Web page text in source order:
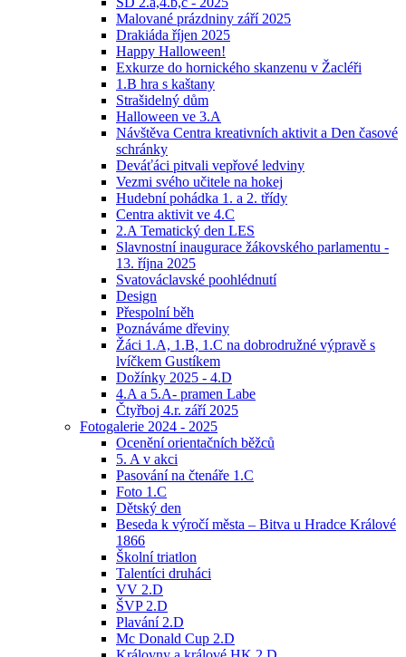
Malované prázdniny září 2025
Drakiáda říjen 2025
Happy Halloween!
Exkurze do hornického skanzenu v Žacléři
1.B hra s kaštany
Strašidelný dům
Halloween ve 3.A
Návštěva Centra kreativních aktivit a Den časové
schránky
Deváťáci pitvali vepřové ledviny
Vezmi svého učitele na hokej
Hudební pohádka 1. a 2. třídy
Centra aktivit ve 4.C
2.A Tematický den LES
Slavnostní inaugurace žákovského parlamentu -
13. října 2025
Svatováclavské poohlédnutí
Design
Přespolní běh
Poznáváme dřeviny
Žáci 1.A, 1.B, 1.C na dobrodružné výpravě s
lvíčkem Gustíkem
Dožínky 2025 - 4.D
4.A a 5.A- pramen Labe
Čtyřboj 4.r. září 2025
Fotogalerie 2024 - 2025
Ocenění orientačních běžců
5. A v akci
Pasování na čtenáře 1.C
Foto 1.C
Dětský den
Beseda k výročí města – Bitva u Hradce Králové
1866
Školní triatlon
Talentíci druháci
VV 2.D
ŠVP 2.D
Plavání 2.D
Mc Donald Cup 2.D